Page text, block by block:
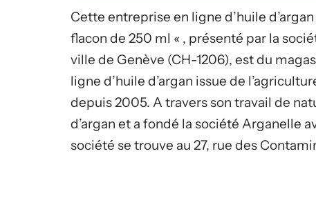
Cette entreprise en ligne d’huile
flacon de 250 ml « , présenté par la
ville de Genève (CH-1206), est du
ligne d’huile d’argan issue de
depuis 2005. A travers son travail de
d’argan et a fondé la société Arganelle
société se trouve au 27, rue des